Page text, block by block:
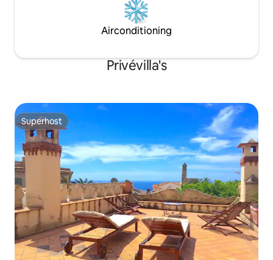
Airconditioning
Privévilla's
Superhost
Superhost